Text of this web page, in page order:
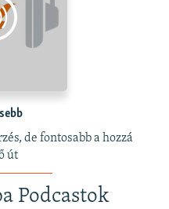
de fontosabb a hozzá
út
Podcastok